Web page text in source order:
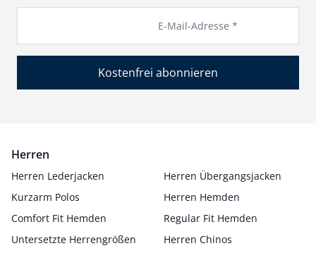
E-Mail-Adresse *
Kostenfrei abonnieren
Herren
Herren Lederjacken
Herren Übergangsjacken
Kurzarm Polos
Herren Hemden
Comfort Fit Hemden
Regular Fit Hemden
Untersetzte Herrengrößen
Herren Chinos